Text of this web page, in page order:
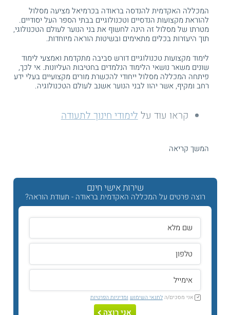
המכללה האקדמית להנדסה בראודה בכרמיאל מציעה מסלול
להוראת מקצועות הנדסיים וטכנולוגיים בבתי הספר העל יסודיים.
מטרתו של מסלול זה הינה לחשוף את בני הנוער לעולם הטכנולוגי,
תוך היעזרות בכלים מתאימים ובשיטות הוראה מיוחדות.
לימוד מקצועות טכנולוגיים דורש סביבה מתקדמת ואמצעי לימוד
שונים משאר נושאי הלימוד הנלמדים בחטיבות העליונות. אי לכך,
פיתחה המכללה מסלול ייחודי להכשרת מורים מקצועיים בעלי ידע
רחב ומקיף, אשר יהוו לבני הנוער אשנב לעולם הטכנולוגיה.
קראו עוד עללימודי חינוך לתעודה
למה דווקא המכללה האקדמית להנדסה בראודה
בכרמיאל?
המכללה האקדמית להנדסה בראודה הינה מכללה אקדמית
המתמחה במקצועות הטכנולוגיים. המכללה שמה לעצמה למטרה
לפתח דור חדש של מהנדסים ואנשי מקצוע בעלי השכלה
איכותית. כמו כן, הלימודים התיאורטיים במכללה נעשים במקביל
לרכישת ניסיון מעשי. לפיכך, מקיימת המכללה קשרים הדוקים עם
התעשיות המתקדמות בצפון הארץ, ונמצאת בקו החזית של
הקדמה הטכנולוגית.
למי זה מתאים?
לימודי תעודת ההוראה מוצעים לתלמידי המכללה המצויים
בסמסטר השלישי לתואר, וכן למהנדסים ולבוגרי תואר ראשון
במכללה האקדמית להנדסה בראודה ובמוסדות לימוד אקדמיים
נוספים.
המשך קריאה
שירות אישי חינם
רוצה פרטים על המכללה האקדמית בראודה - תעודת הוראה?
אני מסכים/הלתנאי השימוש ומדיניות הפרטיות
אני רוצה